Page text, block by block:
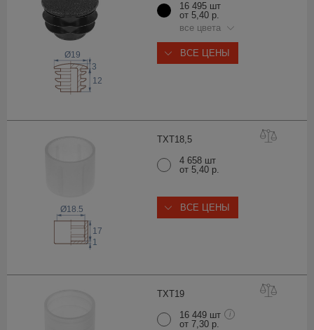
Ø19
12
3
16 495 шт
от 5,40 р.
все цвета
ВСЕ ЦЕНЫ
TXT18,5
17
Ø18.5
1
4 658 шт
от 5,40 р.
ВСЕ ЦЕНЫ
TXT19
16 449 шт i
от 7,30 р.